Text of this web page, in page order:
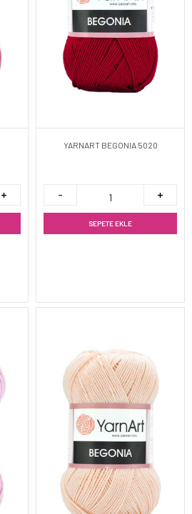
YARNART BEGONIA 5020
SEPETE EKLE